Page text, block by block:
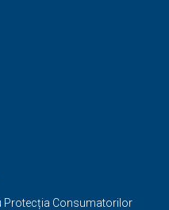
Protecția Consumatorilor